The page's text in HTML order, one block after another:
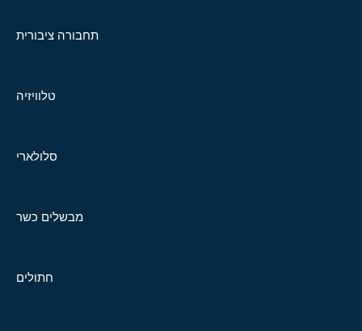
תחבורה ציבורית
טלוויזיה
סלולארי
מבשלים כשר
חתולים